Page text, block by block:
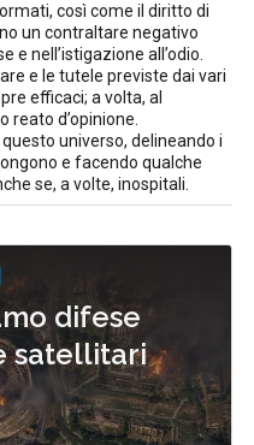
così come il diritto di
un contraltare negativo
nell’istigazione all’odio.
e le tutele previste dai vari
efficaci; a volta, al
reato d’opinione.
universo, delineando i
e facendo qualche
se, a volte, inospitali.
difese
satellitari